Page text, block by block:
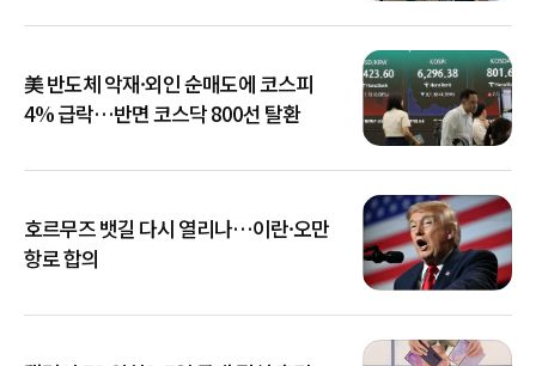
美 반도체 악재·외인 순매도에 코스피
4% 급락…반면 코스닥 800선 탈환
호르무즈 뱃길 다시 열리나…이란·오만
항로 합의